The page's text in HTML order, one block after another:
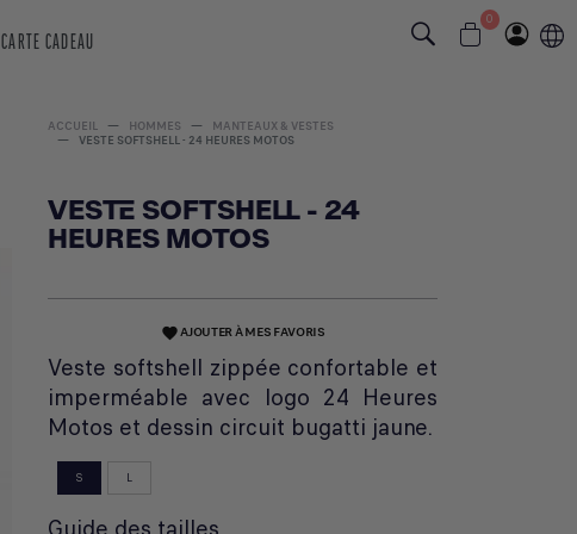
CARTE CADEAU
0
ACCUEIL HOMMES
MANTEAUX & VESTES
VESTE SOFTSHELL - 24 HEURES MOTOS
VESTE SOFTSHELL - 24
HEURES MOTOS
favoriteAJOUTER À MES FAVORIS
Veste softshell zippée confortable et
imperméable avec logo 24 Heures
Motos et dessin circuit bugatti jaune.
S L